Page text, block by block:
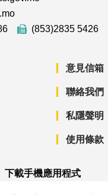
(853)2835 5426
意見信箱
聯絡我們
私隱聲明
使用條款
下載手機應用程式